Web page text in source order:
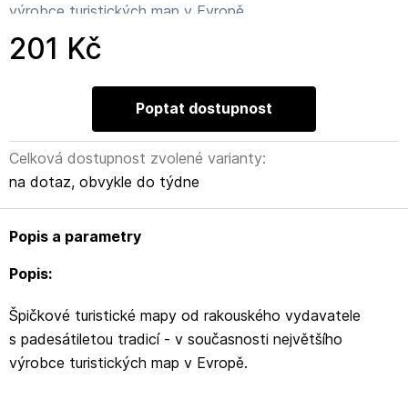
výrobce turistických map v Evropě.
201 Kč
Poptat dostupnost
Celková dostupnost zvolené varianty:
na dotaz, obvykle do týdne
Popis a parametry
Popis:
Špičkové turistické mapy od rakouského vydavatele
s padesátiletou tradicí - v současnosti největšího
výrobce turistických map v Evropě.